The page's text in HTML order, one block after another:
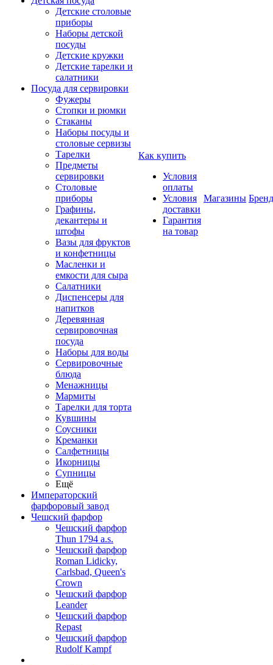
Детские столовые
приборы
Наборы детской
посуды
Детские кружки
Детские тарелки и
салатники
Посуда для сервировки
Фужеры
Стопки и рюмки
Стаканы
Наборы посуды и
столовые сервизы
Тарелки
Предметы
сервировки
Столовые
приборы
Графины,
декантеры и
штофы
Вазы для фруктов
и конфетницы
Масленки и
емкости для сыра
Салатники
Диспенсеры для
напитков
Деревянная
сервировочная
посуда
Наборы для воды
Сервировочные
блюда
Менажницы
Мармиты
Тарелки для торта
Кувшины
Соусники
Креманки
Салфетницы
Икорницы
Супницы
Ещё
Императорский
фарфоровый завод
Чешский фарфор
Чешский фарфор
Thun 1794 a.s.
Чешский фарфор
Roman Lidicky,
Carlsbad, Queen's
Crown
Чешский фарфор
Leander
Чешский фарфор
Repast
Чешский фарфор
Rudolf Kampf
Как купить
Условия
оплаты
Условия
доставки
Гарантия
на товар
Магазины